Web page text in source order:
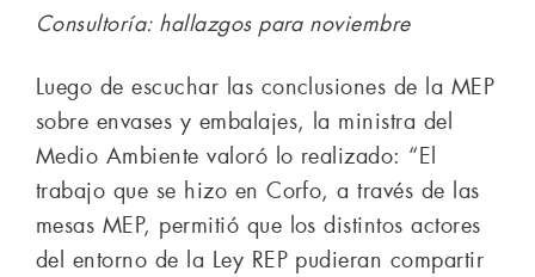
Consultoría: hallazgos para noviembre
Luego de escuchar las conclusiones de la MEP
sobre envases y embalajes, la ministra del
Medio Ambiente valoró lo realizado: “El
trabajo que se hizo en Corfo, a través de las
mesas MEP, permitió que los distintos actores
del entorno de la Ley REP pudieran compartir